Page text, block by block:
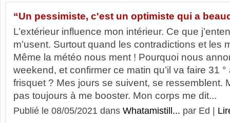
“Un pessimiste, c'est un optimiste qui a
L’extérieur influence mon intérieur. Ce que
m’usent. Surtout quand les contradictions et les
Même la météo nous ment ! Pourquoi nous
weekend, et confirmer ce matin qu’il va faire 31 °
frisquet ? Mes jours se suivent, se ressemblent.
pas toujours à me booster. Mon corps me dit...
Publié le 08/05/2021 dans Whatamistill... par Ed |